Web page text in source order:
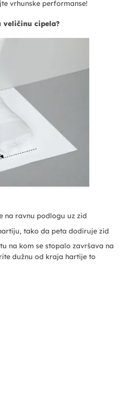
vrhunske performanse!
veličinu cipela?
na ravnu podlogu uz zid
tako da peta dodiruje zid
na kom se stopalo završava na
dužnu od kraja hartije to